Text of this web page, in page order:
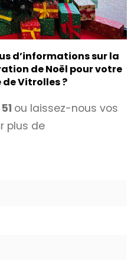
d’informations sur la
de Noël pour votre
Vitrolles ?
ou laissez-nous vos
plus de